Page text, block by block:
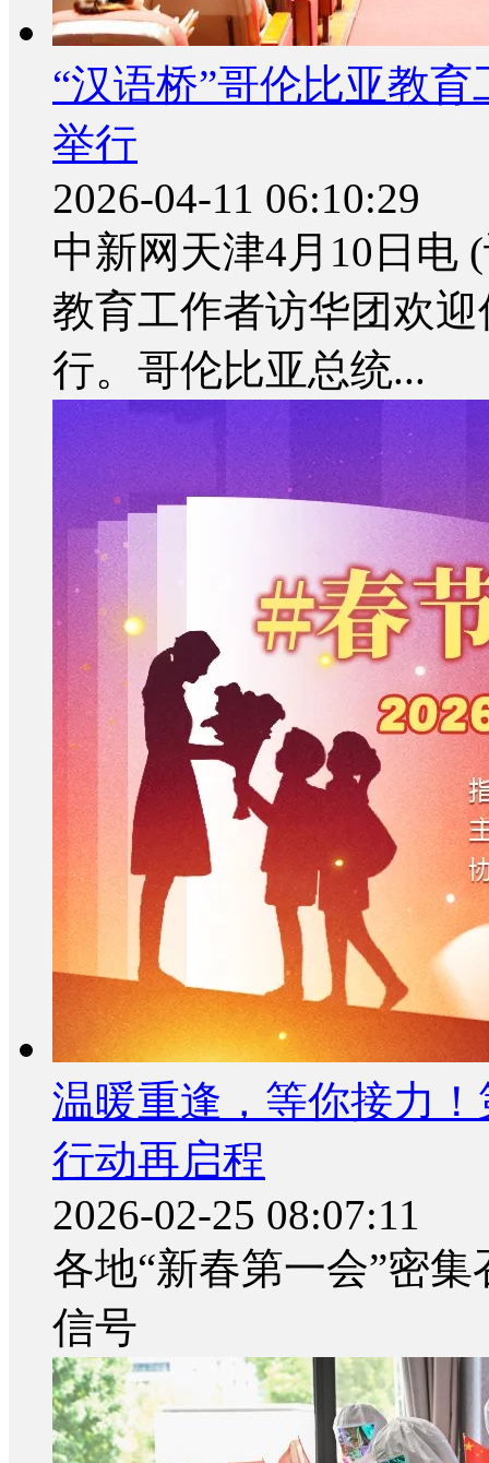
“汉语桥”哥伦比亚教
举行
2026-04-11 06:10:29
中新网天津4月10日电
教育工作者访华团欢
行。哥伦比亚总统...
温暖重逢，等你接力
行动再启程
2026-02-25 08:07:11
各地“新春第一会”密
信号